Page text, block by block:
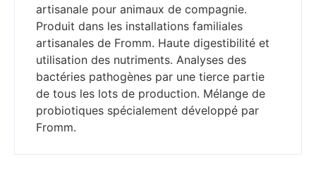
artisanale pour animaux de compagnie.
Produit dans les installations familiales
artisanales de Fromm. Haute digestibilité et
utilisation des nutriments. Analyses des
bactéries pathogènes par une tierce partie
de tous les lots de production. Mélange de
probiotiques spécialement développé par
Fromm.